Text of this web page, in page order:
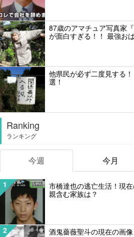
87歳のアマチュア写真家
が面白すぎる！！ 最強お
他県民が必ず二度見する
選！
Ranking
ランキング
今週 今月
1
市橋達也の逃亡生活！現
親含む家族は？
2
酒鬼薔薇聖斗の現在の画